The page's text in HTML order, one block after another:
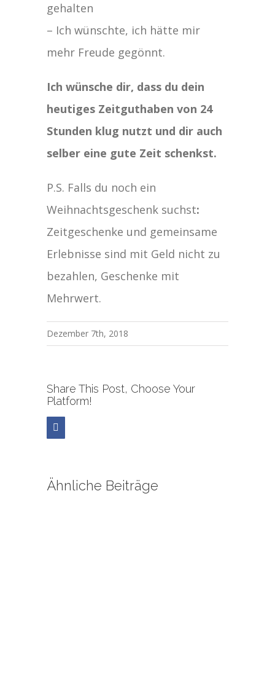
gehalten
– Ich wünschte, ich hätte mir
mehr Freude gegönnt.
Ich wünsche dir, dass du dein
heutiges Zeitguthaben von 24
Stunden klug nutzt und dir auch
selber eine gute Zeit schenkst.
P.S. Falls du noch ein
Weihnachtsgeschenk suchst:
Zeitgeschenke und gemeinsame
Erlebnisse sind mit Geld nicht zu
bezahlen, Geschenke mit
Mehrwert.
Dezember 7th, 2018
Share This Post, Choose Your
Platform!
Ähnliche Beiträge